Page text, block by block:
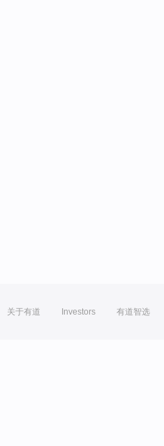
关于有道 Investors 有道智选